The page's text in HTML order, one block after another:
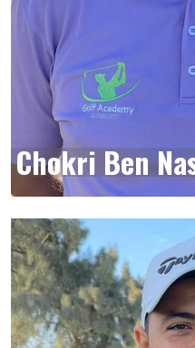
Chokri Ben